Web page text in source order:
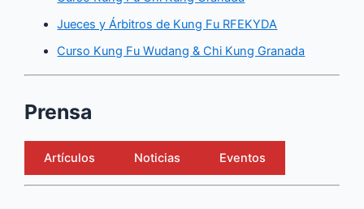
Jueces y Árbitros de Kung Fu RFEKYDA
Curso Kung Fu Wudang & Chi Kung Granada
Prensa
Artículos Noticias Eventos